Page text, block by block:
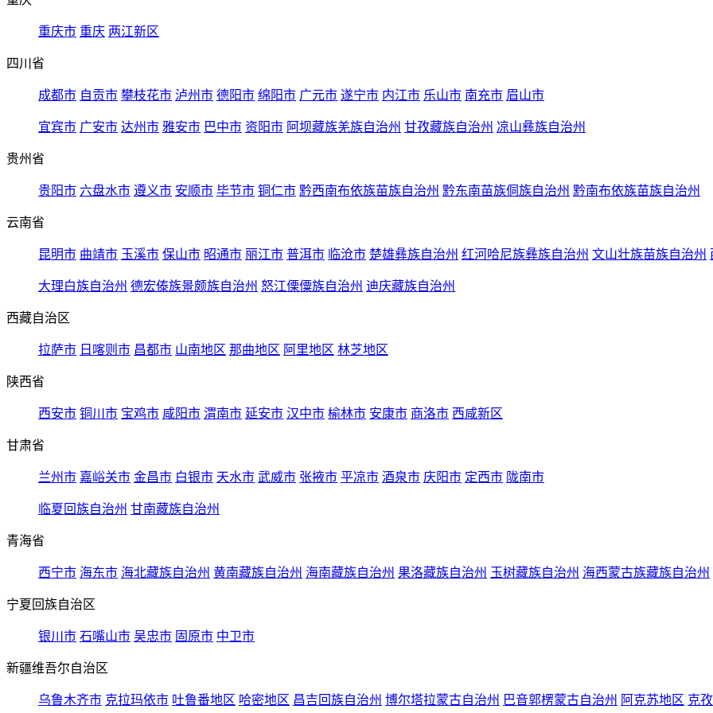
重庆市 重庆 两江新区
四川省
成都市 自贡市 攀枝花市 泸州市 德阳市 绵阳市 广元市 遂宁市 内江市 乐山市 南充市 眉山市
宜宾市 广安市 达州市 雅安市 巴中市 资阳市 阿坝藏族羌族自治州 甘孜藏族自治州 凉山彝族自治州
贵州省
贵阳市 六盘水市 遵义市 安顺市 毕节市 铜仁市 黔西南布依族苗族自治州 黔东南苗族侗族自治州 黔南布依族苗族自治州
云南省
昆明市 曲靖市 玉溪市 保山市 昭通市 丽江市 普洱市 临沧市 楚雄彝族自治州 红河哈尼族彝族自治州 文山壮族苗族自治州
大理白族自治州 德宏傣族景颇族自治州 怒江傈僳族自治州 迪庆藏族自治州
西藏自治区
拉萨市 日喀则市 昌都市 山南地区 那曲地区 阿里地区 林芝地区
陕西省
西安市 铜川市 宝鸡市 咸阳市 渭南市 延安市 汉中市 榆林市 安康市 商洛市 西咸新区
甘肃省
兰州市 嘉峪关市 金昌市 白银市 天水市 武威市 张掖市 平凉市 酒泉市 庆阳市 定西市 陇南市
临夏回族自治州 甘南藏族自治州
青海省
西宁市 海东市 海北藏族自治州 黄南藏族自治州 海南藏族自治州 果洛藏族自治州 玉树藏族自治州 海西蒙古族藏族自治州
宁夏回族自治区
银川市 石嘴山市 吴忠市 固原市 中卫市
新疆维吾尔自治区
乌鲁木齐市 克拉玛依市 吐鲁番地区 哈密地区 昌吉回族自治州 博尔塔拉蒙古自治州 巴音郭楞蒙古自治州 阿克苏地区 克